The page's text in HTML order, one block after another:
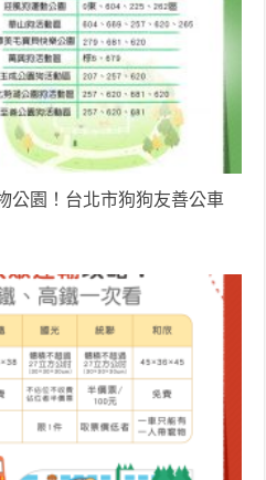
公園！台北市狗狗友善公車